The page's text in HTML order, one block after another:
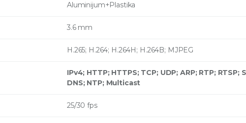
Aluminijum+Plastika
3.6 mm
H.265; H.264; H.264H; H.264B; MJPEG
IPv4; HTTP; HTTPS; TCP; UDP; ARP; RTP; RTSP;
DNS; NTP; Multicast
25/30 fps